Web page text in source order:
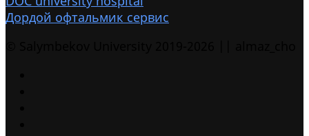
Дордой офтальмик сервис